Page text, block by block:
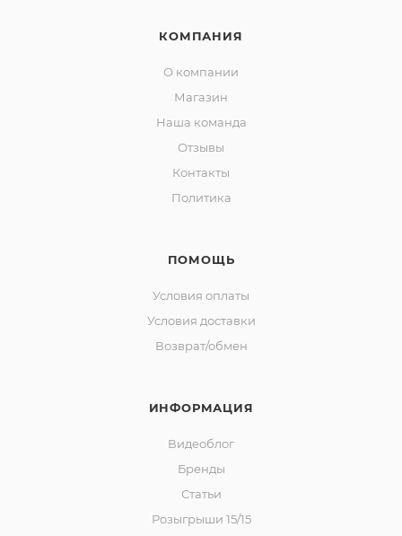
КОМПАНИЯ
О компании
Магазин
Наша команда
Отзывы
Контакты
Политика
ПОМОЩЬ
Условия оплаты
Условия доставки
Возврат/обмен
ИНФОРМАЦИЯ
Видеоблог
Бренды
Статьи
Розыгрыши 15/15